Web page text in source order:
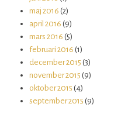
maj 2016 (2)
april 2016 (9)
mars 2016 (5)
februari 2016 (1)
december 2015 (3)
november 2015 (9)
oktober 2015 (4)
september 2015 (9)